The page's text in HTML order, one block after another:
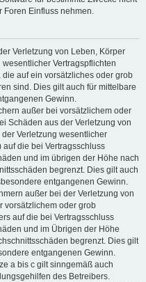
Foren Einfluss nehmen.
Verletzung von Leben, Körper
Vertragspflichten
auf ein vorsätzliches oder grob
sind. Dies gilt auch für mittelbare
Gewinn.
außer bei vorsätzlichem oder
Schäden aus der Verletzung von
Verletzung wesentlicher
die bei Vertragsschluss
und im übrigen der Höhe nach
begrenzt. Dies gilt auch
entgangenen Gewinn.
außer bei der Verletzung von
vorsätzlichem oder grob
auf die bei Vertragsschluss
und im Übrigen der Höhe
begrenzt. Dies gilt
entgangenen Gewinn.
a bis c gilt sinngemäß auch
des Betreibers.